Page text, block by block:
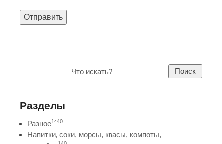
Отправить
Поиск
Разделы
Разное1440
Напитки, соки, морсы, квасы, компоты,